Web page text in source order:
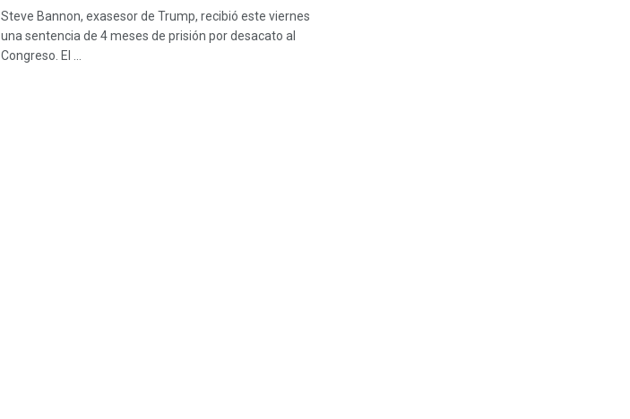
Steve Bannon, exasesor de Trump, recibió este viernes
una sentencia de 4 meses de prisión por desacato al
Congreso. El ...